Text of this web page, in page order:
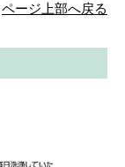
ページ上部へ戻る